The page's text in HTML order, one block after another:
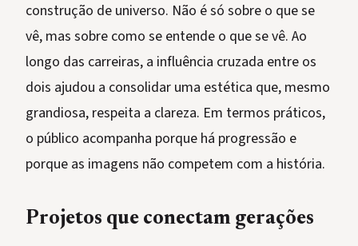
construção de universo. Não é só sobre o que se
vê, mas sobre como se entende o que se vê. Ao
longo das carreiras, a influência cruzada entre os
dois ajudou a consolidar uma estética que, mesmo
grandiosa, respeita a clareza. Em termos práticos,
o público acompanha porque há progressão e
porque as imagens não competem com a história.
Projetos que conectam gerações